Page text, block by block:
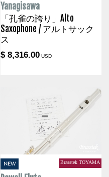
Yanagisawa
「孔雀の誇り」Alto
Saxophone / アルトサック
ス
$ 8,316.00USD
NEW Brasstek TOYAMA